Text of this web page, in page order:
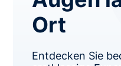
eine hohe
Regel sicher.
chirurgischen
qualifizierten
Ort
Entdecken Sie